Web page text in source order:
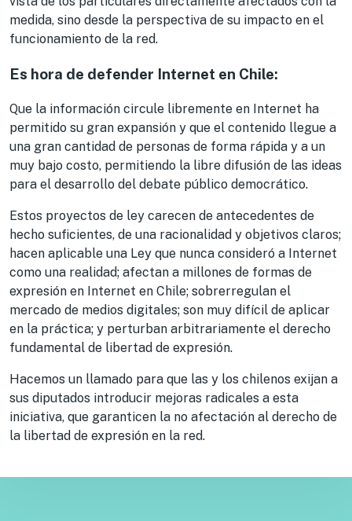
medida, sino desde la perspectiva de su impacto en el
funcionamiento de la red.
Es hora de defender Internet en Chile:
Que la información circule libremente en Internet ha
permitido su gran expansión y que el contenido llegue a
una gran cantidad de personas de forma rápida y a un
muy bajo costo, permitiendo la libre difusión de las ideas
para el desarrollo del debate público democrático.
Estos proyectos de ley carecen de antecedentes de
hecho suficientes, de una racionalidad y objetivos claros;
hacen aplicable una Ley que nunca consideró a Internet
como una realidad; afectan a millones de formas de
expresión en Internet en Chile; sobrerregulan el
mercado de medios digitales; son muy difícil de aplicar
en la práctica; y perturban arbitrariamente el derecho
fundamental de libertad de expresión.
Hacemos un llamado para que las y los chilenos exijan a
sus diputados introducir mejoras radicales a esta
iniciativa, que garanticen la no afectación al derecho de
la libertad de expresión en la red.